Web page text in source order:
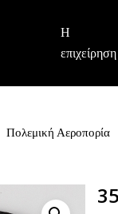
Η
επιχείρηση
Πολεμική Αεροπορία